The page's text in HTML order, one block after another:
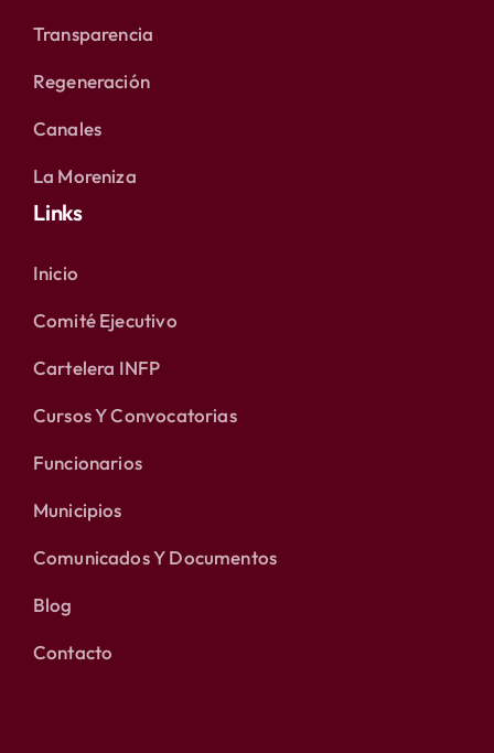
Transparencia
Regeneración
Canales
La Moreniza
Links
Inicio
Comité Ejecutivo
Cartelera INFP
Cursos Y Convocatorias
Funcionarios
Municipios
Comunicados Y Documentos
Blog
Contacto